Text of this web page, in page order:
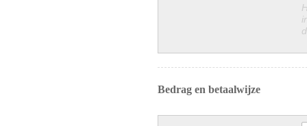
Bedrag en betaalwijze